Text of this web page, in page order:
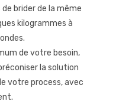
brider de la même
kilogrammes à
de votre besoin,
la solution
votre process, avec